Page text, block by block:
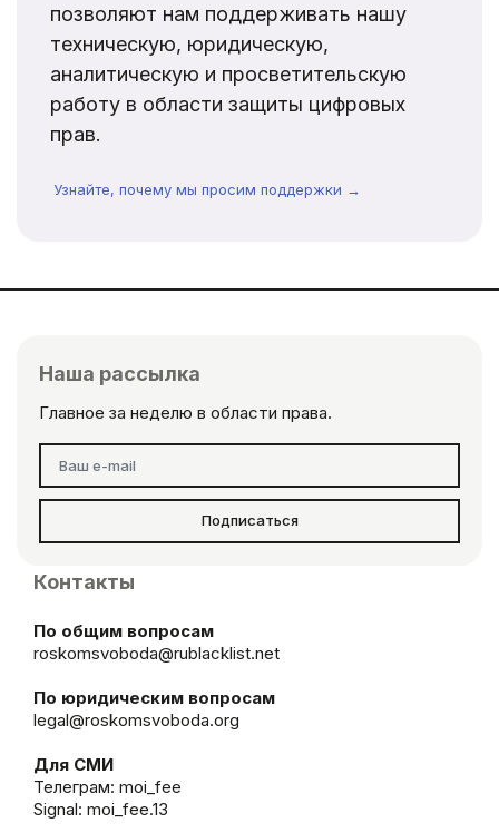
позволяют нам поддерживать нашу
техническую, юридическую,
аналитическую и просветительскую
работу в области защиты цифровых
прав.
Узнайте, почему мы просим поддержки →
Наша рассылка
Главное за неделю в области права.
Подписаться
Контакты
По общим вопросам
roskomsvoboda@rublacklist.net
По юридическим вопросам
legal@roskomsvoboda.org
Для СМИ
Телеграм: moi_fee
Signal: moi_fee.13